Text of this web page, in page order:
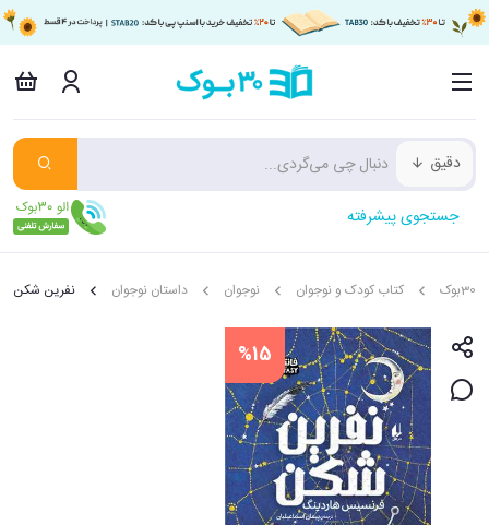
دقیق
جستجوی پیشرفته
30بوک کتاب کودک و نوجوان نوجوان داستان نوجوان نفرین شکن
%15